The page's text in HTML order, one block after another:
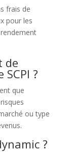
frais de
pour les
de
?
que
ou type
?